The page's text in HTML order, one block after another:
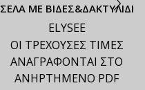
ΣΕΛΑ ΜΕ ΒΙΔΕΣ&ΔΑΚΤΥΛΙΔΙ
ELYSEE
ΟΙ ΤΡΕΧΟΥΣΕΣ ΤΙΜΕΣ
ΑΝΑΓΡΑΦΟΝΤΑΙ ΣΤΟ
ΑΝΗΡΤΗΜΕΝΟ PDF